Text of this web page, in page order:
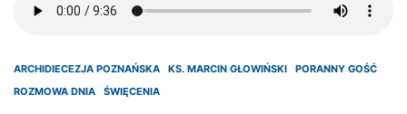
ARCHIDIECEZJA POZNAŃSKA KS. MARCIN GŁOWIŃSKI
PORANNY GOŚĆ
ROZMOWA DNIA
ŚWIĘCENIA